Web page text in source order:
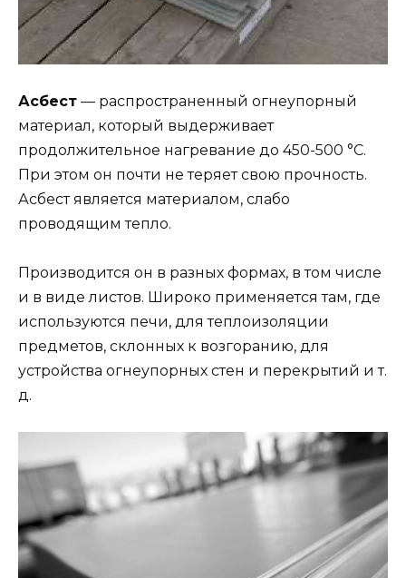
Асбест — распространенный огнеупорный
материал, который выдерживает
продолжительное нагревание до 450-500 °С.
При этом он почти не теряет свою прочность.
Асбест является материалом, слабо
проводящим тепло.
Производится он в разных формах, в том числе
и в виде листов. Широко применяется там, где
используются печи, для теплоизоляции
предметов, склонных к возгоранию, для
устройства огнеупорных стен и перекрытий и т.
д.